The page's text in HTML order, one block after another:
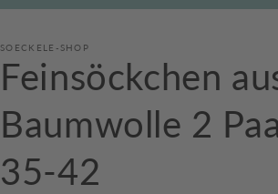
SOECKELE-SHOP
Feinsöckchen
Baumwolle 2
35-42